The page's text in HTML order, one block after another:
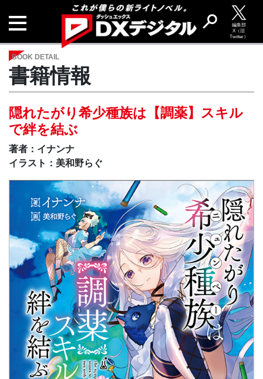
編集部
X（旧
Twitter）
BOOK DETAIL
書籍情報
隠れたがり希少種族は【調薬】スキル
で絆を結ぶ
著者：イナンナ
イラスト：美和野らぐ